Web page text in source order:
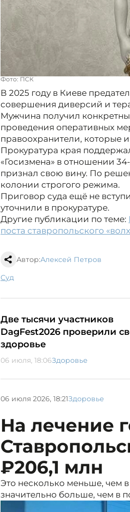
Фото: ПСК
В 2025 году в Киеве
совершения диверсий и
Мужчина получил
проведения оперативных
правоохранители, которые
Прокуратура края
«Госизмена» в отношении
признал свою вину. По
колонии строгого режима.
Приговор суда ещё не
уточнили в прокуратуре.
Другие публикации по теме:
поста ставропольского
Автор:Алексей Петров
суд
Две тысячи участников
DagFest2026 проверили
здоровье
06 июля, 18:06Здоровье
06 июля 2026, 18:21Здоровье
На лечение
₽206,1 млн
Это несколько меньше, чем
значительно больше, чем в